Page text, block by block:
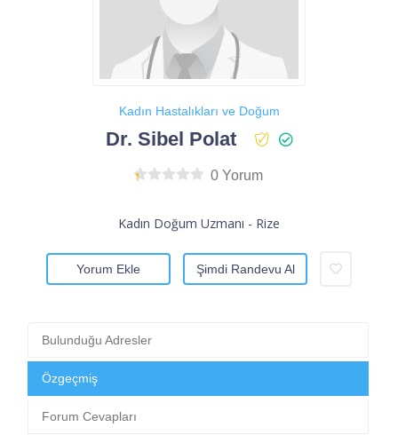
Kadın Hastalıkları ve Doğum
Dr. Sibel Polat
0 Yorum
Kadın Doğum Uzmanı - Rize
Yorum Ekle Şimdi Randevu Al
Bulunduğu Adresler
Özgeçmiş
Forum Cevapları